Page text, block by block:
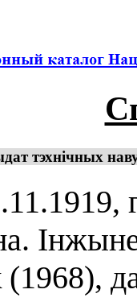
тэхнічных
(1968),